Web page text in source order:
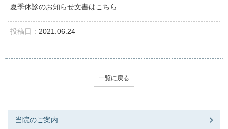
夏季休診のお知らせ文書はこちら
投稿日： 2021.06.24
一覧に戻る
当院のご案内